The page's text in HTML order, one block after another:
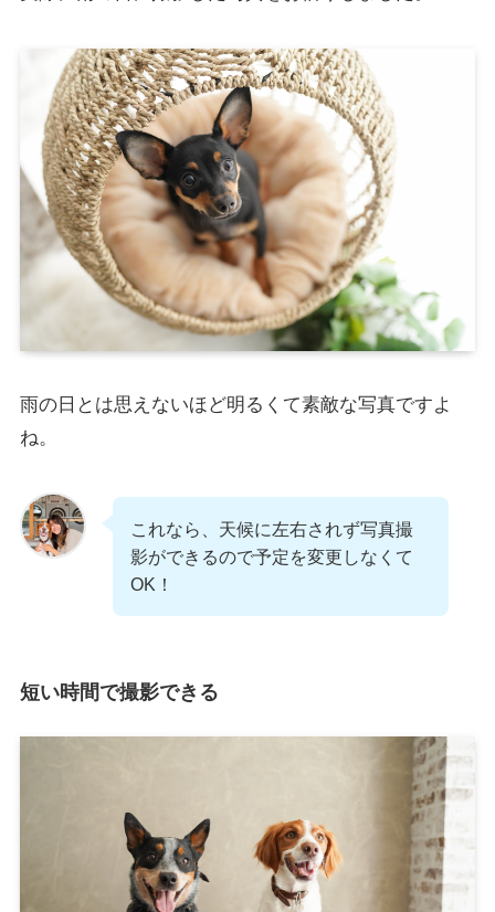
雨の日とは思えないほど明るくて素敵な写真ですよ
ね。
これなら、天候に左右されず写真撮
影ができるので予定を変更しなくて
OK！
短い時間で撮影できる